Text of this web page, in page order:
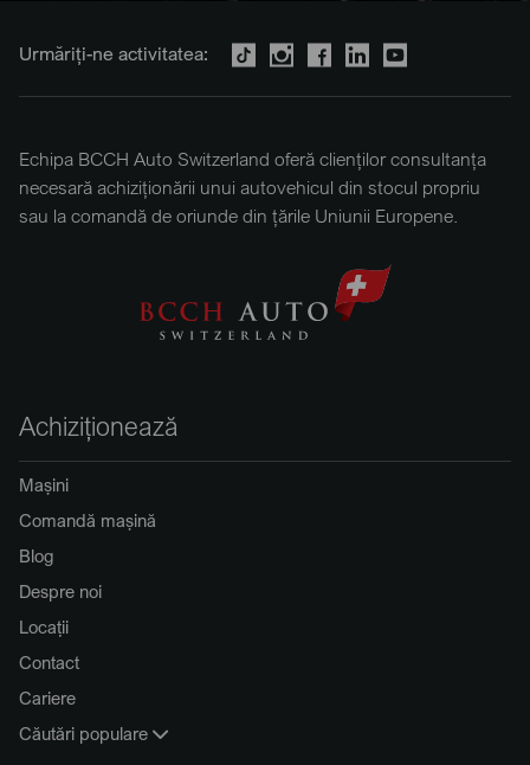
Urmăriți-ne activitatea:
Echipa BCCH Auto Switzerland oferă clienților consultanța
necesară achiziționării unui autovehicul din stocul propriu
sau la comandă de oriunde din țările Uniunii Europene.
Achiziționează
Mașini
Comandă mașină
Blog
Despre noi
Locații
Contact
Cariere
Căutări populare